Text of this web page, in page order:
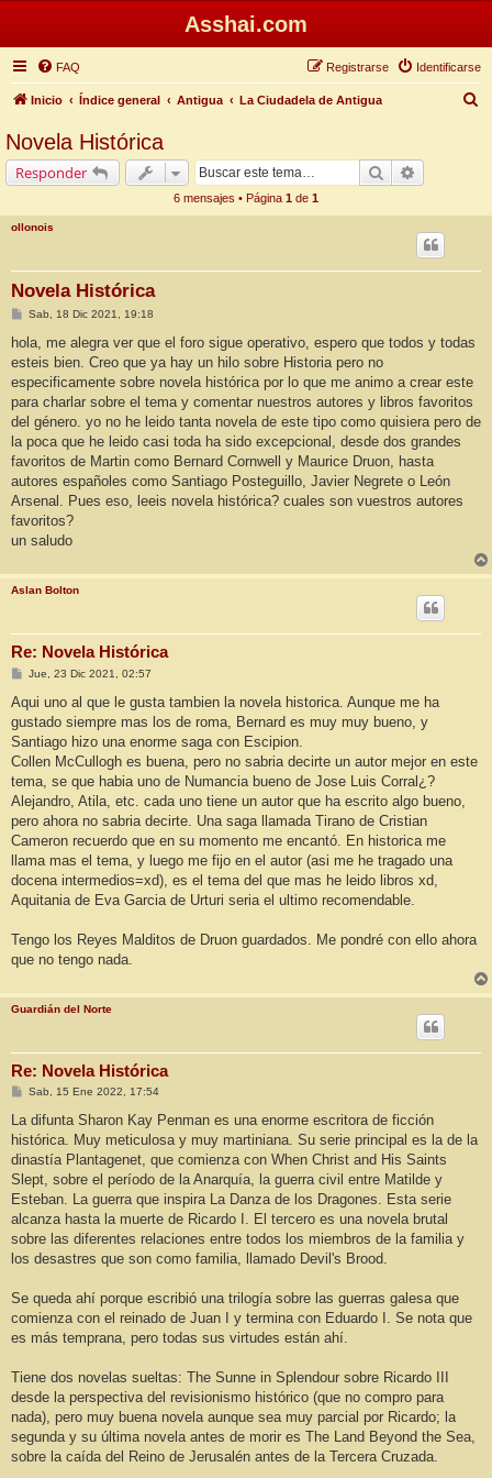
Asshai.com
FAQ Identificarse
Registrarse
Inicio Índice general Antigua La Ciudadela de Antigua
Novela Histórica
Responder Buscar
6 mensajes • Página 1 de 1
ollonois
Novela Histórica
M
n
a
j
e
Sab, 18 Dic 2021, 19:18
hola, me alegra ver que el foro sigue operativo, espero que todos y todas
esteis bien. Creo que ya hay un hilo sobre Historia pero no
especificamente sobre novela histórica por lo que me animo a crear este
para charlar sobre el tema y comentar nuestros autores y libros favoritos
del género. yo no he leido tanta novela de este tipo como quisiera pero de
la poca que he leido casi toda ha sido excepcional, desde dos grandes
favoritos de Martin como Bernard Cornwell y Maurice Druon, hasta
autores españoles como Santiago Posteguillo, Javier Negrete o León
Arsenal. Pues eso, leeis novela histórica? cuales son vuestros autores
favoritos?
un saludo
Aslan Bolton
Re: Novela Histórica
M
n
s
a
j
Jue, 23 Dic 2021, 02:57
Aqui uno al que le gusta tambien la novela historica. Aunque me ha
gustado siempre mas los de roma, Bernard es muy muy bueno, y
Santiago hizo una enorme saga con Escipion.
Collen McCullogh es buena, pero no sabria decirte un autor mejor en este
tema, se que habia uno de Numancia bueno de Jose Luis Corral¿?
Alejandro, Atila, etc. cada uno tiene un autor que ha escrito algo bueno,
pero ahora no sabria decirte. Una saga llamada Tirano de Cristian
Cameron recuerdo que en su momento me encantó. En historica me
llama mas el tema, y luego me fijo en el autor (asi me he tragado una
docena intermedios=xd), es el tema del que mas he leido libros xd,
Aquitania de Eva Garcia de Urturi seria el ultimo recomendable.
Tengo los Reyes Malditos de Druon guardados. Me pondré con ello ahora
que no tengo nada.
Guardián del Norte
Re: Novela Histórica
M
n
a
j
Sab, 15 Ene 2022, 17:54
La difunta Sharon Kay Penman es una enorme escritora de ficción
histórica. Muy meticulosa y muy martiniana. Su serie principal es la de la
dinastía Plantagenet, que comienza con When Christ and His Saints
Slept, sobre el período de la Anarquía, la guerra civil entre Matilde y
Esteban. La guerra que inspira La Danza de los Dragones. Esta serie
alcanza hasta la muerte de Ricardo I. El tercero es una novela brutal
sobre las diferentes relaciones entre todos los miembros de la familia y
los desastres que son como familia, llamado Devil's Brood.
Se queda ahí porque escribió una trilogía sobre las guerras galesa que
comienza con el reinado de Juan I y termina con Eduardo I. Se nota que
es más temprana, pero todas sus virtudes están ahí.
Tiene dos novelas sueltas: The Sunne in Splendour sobre Ricardo III
desde la perspectiva del revisionismo histórico (que no compro para
nada), pero muy buena novela aunque sea muy parcial por Ricardo; la
segunda y su última novela antes de morir es The Land Beyond the Sea,
sobre la caída del Reino de Jerusalén antes de la Tercera Cruzada.